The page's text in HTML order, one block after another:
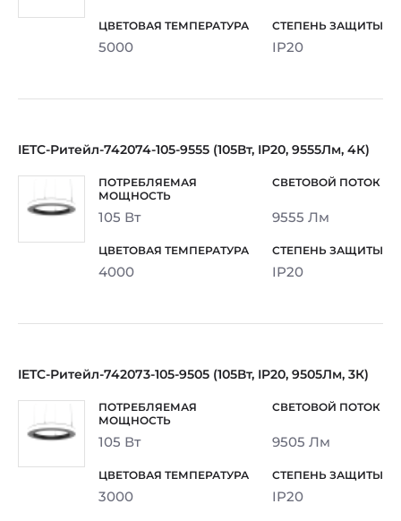
5000 IP20
IETC-Ритейл-742074-105-9555 (105Вт, IP20, 9555Лм, 4К)
105 Вт 9555 Лм
4000 IP20
IETC-Ритейл-742073-105-9505 (105Вт, IP20, 9505Лм, 3К)
105 Вт 9505 Лм
3000 IP20